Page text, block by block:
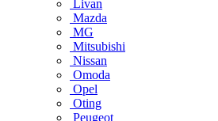
Livan
Mazda
MG
Mitsubishi
Nissan
Omoda
Opel
Oting
Peugeot